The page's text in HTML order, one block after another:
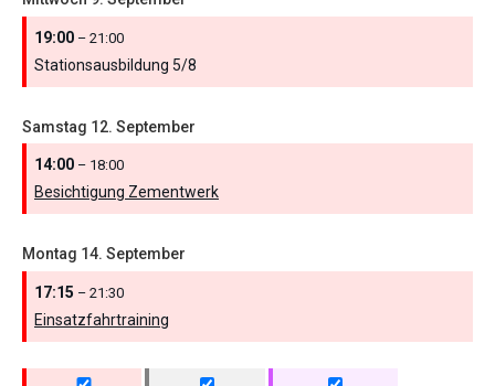
19:00 – 21:00
Stationsausbildung 5/8
Samstag 12. September
14:00 – 18:00
Besichtigung Zementwerk
Montag 14. September
17:15 – 21:30
Einsatzfahrtraining